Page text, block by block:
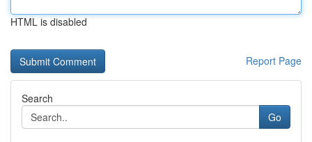
HTML is disabled
Report Page
Search
Go